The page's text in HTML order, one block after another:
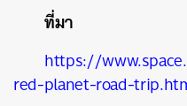
ที่มา
https://
red-planet-road-